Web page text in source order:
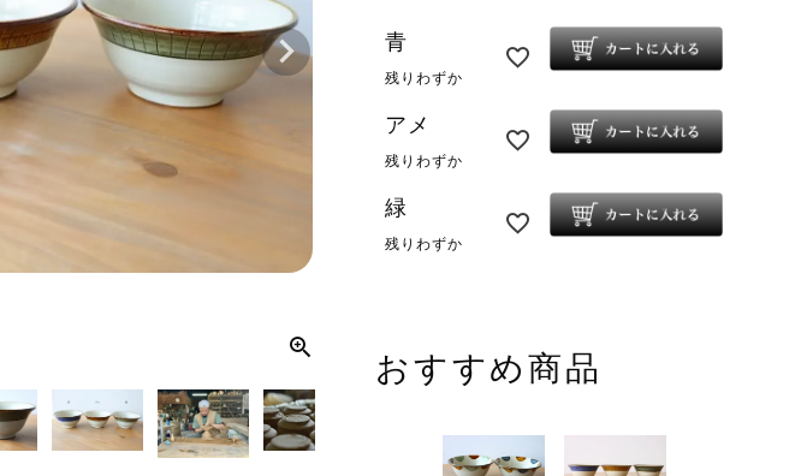
青
残りわずか
アメ
残りわずか
緑
残りわずか
おすすめ商品